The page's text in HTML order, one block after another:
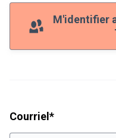
M'identifier
Courriel *Champ